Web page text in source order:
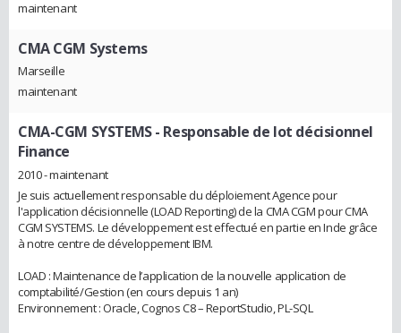
maintenant
CMA CGM Systems
Marseille
maintenant
CMA-CGM SYSTEMS- Responsable de lot décisionnel
Finance
2010 - maintenant
Je suis actuellement responsable du déploiement Agence pour
l'application décisionnelle (LOAD Reporting) de la CMA CGM pour CMA
CGM SYSTEMS. Le développement est effectué en partie en Inde grâce
à notre centre de développement IBM.
LOAD : Maintenance de l’application de la nouvelle application de
comptabilité/Gestion (en cours depuis 1 an)
Environnement : Oracle, Cognos C8 – ReportStudio, PL-SQL